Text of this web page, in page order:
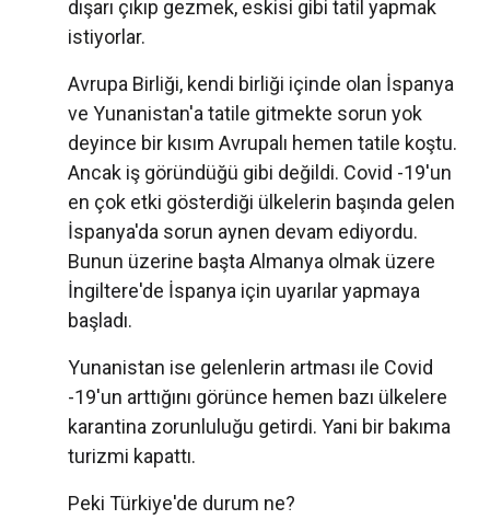
dışarı çıkıp gezmek, eskisi gibi tatil yapmak
istiyorlar.
Avrupa Birliği, kendi birliği içinde olan İspanya
ve Yunanistan'a tatile gitmekte sorun yok
deyince bir kısım Avrupalı hemen tatile koştu.
Ancak iş göründüğü gibi değildi. Covid -19'un
en çok etki gösterdiği ülkelerin başında gelen
İspanya'da sorun aynen devam ediyordu.
Bunun üzerine başta Almanya olmak üzere
İngiltere'de İspanya için uyarılar yapmaya
başladı.
Yunanistan ise gelenlerin artması ile Covid
-19'un arttığını görünce hemen bazı ülkelere
karantina zorunluluğu getirdi. Yani bir bakıma
turizmi kapattı.
Peki Türkiye'de durum ne?